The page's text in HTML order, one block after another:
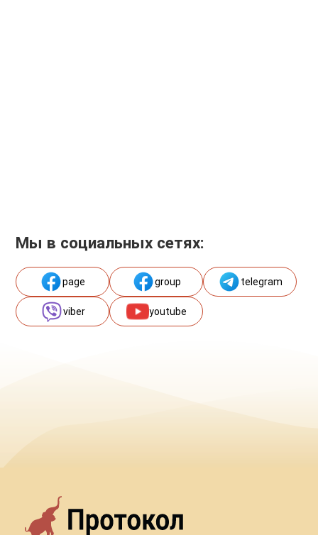
Мы в социальных сетях:
page group telegram
viber youtube